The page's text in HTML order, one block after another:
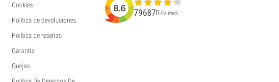
Cookies
Política de devoluciones
Política de reseñas
Garantía
Quejas
8.6 79687Reviews